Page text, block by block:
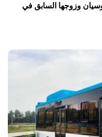
وزوجها السابق في